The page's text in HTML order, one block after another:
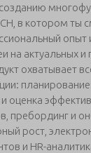
в котором ты
опыт
на актуальных и
охватывает
планирование
оценка
пребординг и
рост,
и HR-